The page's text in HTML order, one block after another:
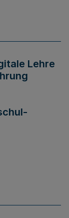
Lehre